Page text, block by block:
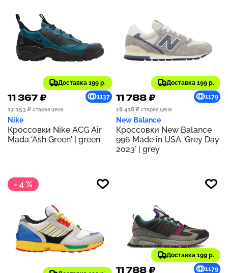
Доставка 199 р.
11 367 ₽
1137
17 153 ₽ старая цена
Nike
Кроссовки Nike ACG Air
Mada 'Ash Green' | green
Доставка 199 р.
11 788 ₽
1179
18 416 ₽ старая цена
New Balance
Кроссовки New Balance
996 Made in USA 'Grey Day
2023' | grey
- 4 %
Доставка 199 р.
11 788 ₽ 1179